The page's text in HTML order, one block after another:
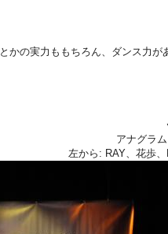
かの実力ももちろん、ダンス力
アナグラ
左から: RAY、花歩